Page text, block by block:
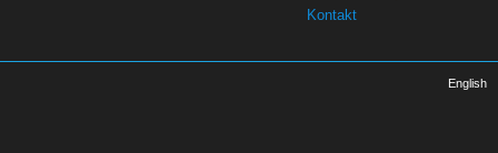
Kontakt
English